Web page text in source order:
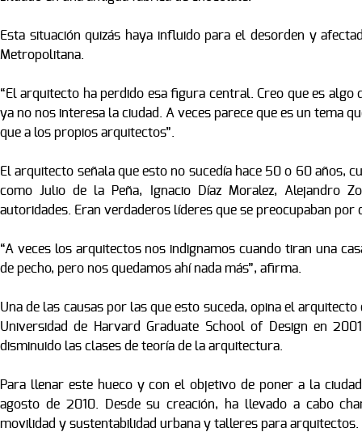
Esta situación quizás haya influido para el desorden y
Metropolitana.
“El arquitecto ha perdido esa figura central. Creo que es algo
ya no nos interesa la ciudad. A veces parece que es un tema
que a los propios arquitectos”.
El arquitecto señala que esto no sucedía hace 50 o 60 años,
como Julio de la Peña, Ignacio Díaz Moralez, Alejandro
autoridades. Eran verdaderos líderes que se preocupaban por
“A veces los arquitectos nos indignamos cuando tiran una
de pecho, pero nos quedamos ahí nada más”, afirma.
Una de las causas por las que esto suceda, opina el
Universidad de Harvard Graduate School of Design en
disminuido las clases de teoría de la arquitectura.
Para llenar este hueco y con el objetivo de poner a la
agosto de 2010. Desde su creación, ha llevado a cabo
movilidad y sustentabilidad urbana y talleres para arquitectos.